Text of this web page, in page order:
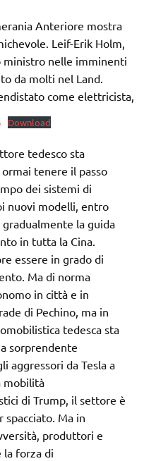
Anteriore mostra
Leif-Erik Holm,
ministro nelle imminenti
da molti nel Land.
come elettricista,
Download
tedesco sta
tenere il passo
dei sistemi di
nuovi modelli, entro
la guida
in tutta la Cina.
essere in grado di
Ma di norma
in città e in
di Pechino, ma in
tedesca sta
sorprendente
aggressori da Tesla a
mobilità
di Trump, il settore è
Ma in
produttori e
forza di